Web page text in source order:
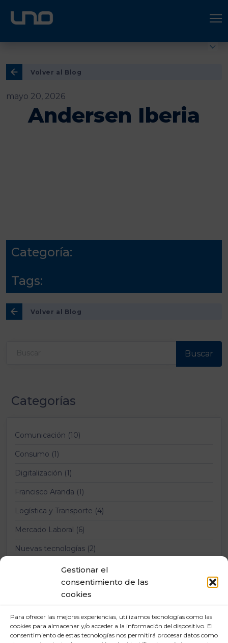
Gestionar el
consentimiento de las
cookies
Para ofrecer las mejores experiencias, utilizamos tecnologías como las
cookies para almacenar y/o acceder a la información del dispositivo. El
consentimiento de estas tecnologías nos permitirá procesar datos como
ÚNETE A UNO LOGÍSTICA
Volver al Blog
mayo 20, 2026
Andersen Iberia
Categoría:
Tags:
Volver al Blog
Buscar
Categorías
Comunicación (10)
Consumo (1)
Digitalización (1)
Francisco Aranda (1)
Logística y Transporte (4)
Mercado Laboral (6)
Nuevas tecnologías (2)
Prevención Riesgos Laborales (12)
Relaciones laborales (11)